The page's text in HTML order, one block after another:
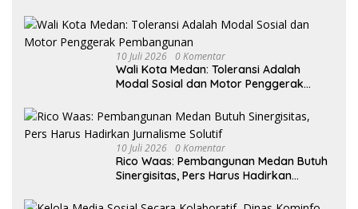
10 Juli 2026 0 Komentar
Wali Kota Medan: Toleransi Adalah
Modal Sosial dan Motor Penggerak
10 Juli 2026 0 Komentar
Rico Waas: Pembangunan Medan Butuh
Sinergisitas, Pers Harus Hadirkan